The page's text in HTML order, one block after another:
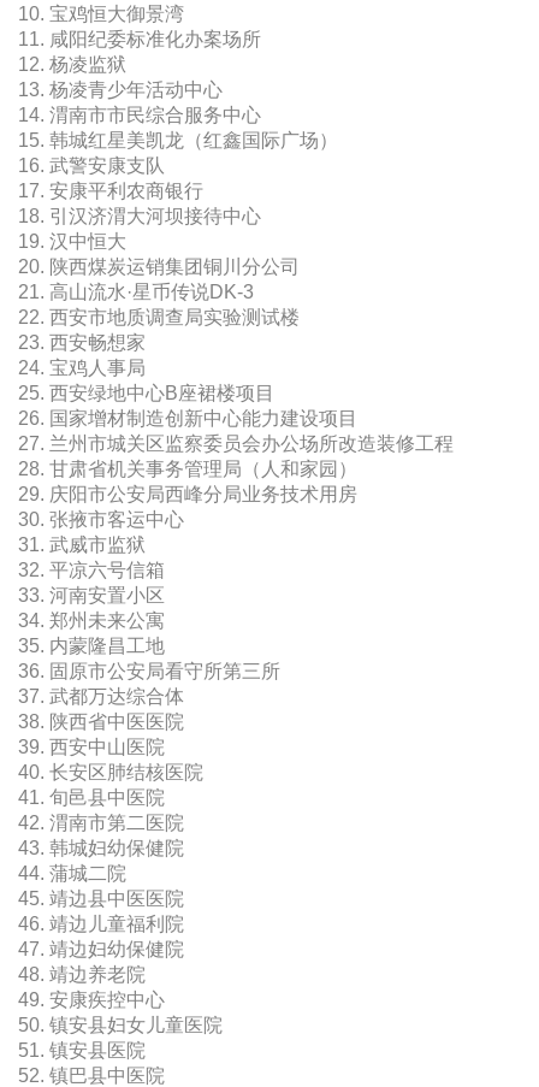
10. 宝鸡恒大御景湾
11. 咸阳纪委标准化办案场所
12. 杨凌监狱
13. 杨凌青少年活动中心
14. 渭南市市民综合服务中心
15. 韩城红星美凯龙（红鑫国际广场）
16. 武警安康支队
17. 安康平利农商银行
18. 引汉济渭大河坝接待中心
19. 汉中恒大
20. 陕西煤炭运销集团铜川分公司
21. 高山流水·星币传说DK-3
22. 西安市地质调查局实验测试楼
23. 西安畅想家
24. 宝鸡人事局
25. 西安绿地中心B座裙楼项目
26. 国家增材制造创新中心能力建设项目
27. 兰州市城关区监察委员会办公场所改造装修工程
28. 甘肃省机关事务管理局（人和家园）
29. 庆阳市公安局西峰分局业务技术用房
30. 张掖市客运中心
31. 武威市监狱
32. 平凉六号信箱
33. 河南安置小区
34. 郑州未来公寓
35. 内蒙隆昌工地
36. 固原市公安局看守所第三所
37. 武都万达综合体
38. 陕西省中医医院
39. 西安中山医院
40. 长安区肺结核医院
41. 旬邑县中医院
42. 渭南市第二医院
43. 韩城妇幼保健院
44. 蒲城二院
45. 靖边县中医医院
46. 靖边儿童福利院
47. 靖边妇幼保健院
48. 靖边养老院
49. 安康疾控中心
50. 镇安县妇女儿童医院
51. 镇安县医院
52. 镇巴县中医院